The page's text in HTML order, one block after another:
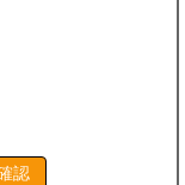
認